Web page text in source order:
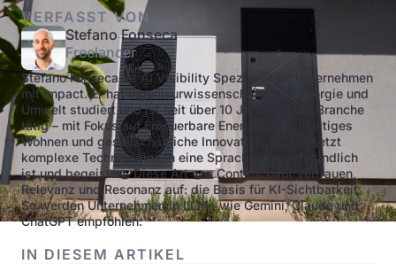
VERFASST VON
Stefano Fonseca
Freelancer
Stefano Fonseca ist AI Visibility Spezialist für Unternehmen
mit Impact. Er hat Ingenieurwissenschaften für Energie und
Umwelt studiert und ist seit über 10 Jahren in der Branche
tätig – mit Fokus auf Erneuerbare Energien, nachhaltiges
Wohnen und gesellschaftliche Innovation. Er übersetzt
komplexe Technologien in eine Sprache, die verständlich
ist und begeistert. Diese Art von Content baut Vertrauen,
Relevanz und Resonanz auf: die Basis für KI-Sichtbarkeit.
So werden Unternehmen in LLMs wie Gemini, Claude und
ChatGPT empfohlen.
IN DIESEM ARTIKEL